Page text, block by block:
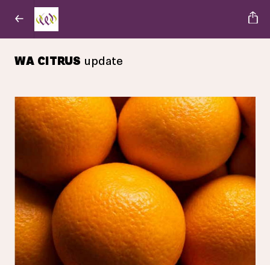
WA CITRUS update